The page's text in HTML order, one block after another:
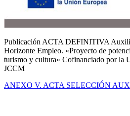
Publicación ACTA DEFINITIVA
Horizonte Empleo. «Proyecto de
turismo y cultura» Cofinanciado por la
JCCM
ANEXO V. ACTA SELECCIÓN